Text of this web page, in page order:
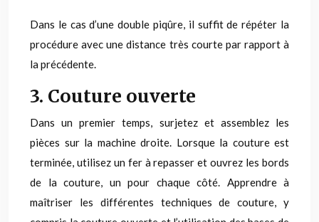
Dans le cas d’une double piqûre, il suffit de répéter la
procédure avec une distance très courte par rapport à
la précédente.
3. Couture ouverte
Dans un premier temps, surjetez et assemblez les
pièces sur la machine droite. Lorsque la couture est
terminée, utilisez un fer à repasser et ouvrez les bords
de la couture, un pour chaque côté. Apprendre à
maîtriser les différentes techniques de couture, y